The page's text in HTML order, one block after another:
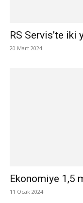
RS Servis’te iki
20 Mart 2024
Ekonomiye 1,5
11 Ocak 2024